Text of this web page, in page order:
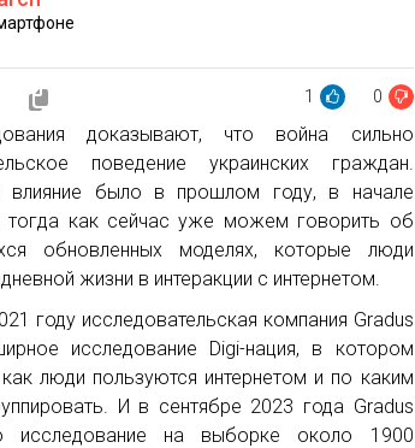
1 0
доказывают, что война сильно
поведение украинских граждан.
влияние было в прошлом году, в начале
тогда как сейчас уже можем говорить об
обновленных моделях, которые люди
жизни в интеракции с интернетом.
году исследовательская компания Gradus
исследование Digi-нация, в котором
люди пользуются интернетом и по каким
И в сентябре 2023 года Gradus
исследование на выборке около 1900